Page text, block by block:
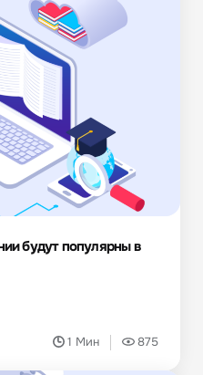
будут популярны в
1 Мин 875